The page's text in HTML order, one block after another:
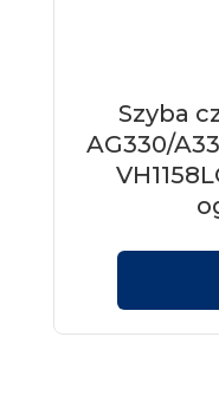
Szyba
AG330/